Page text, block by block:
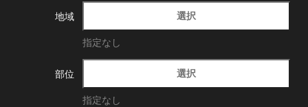
地域 選択
指定なし
部位 選択
指定なし